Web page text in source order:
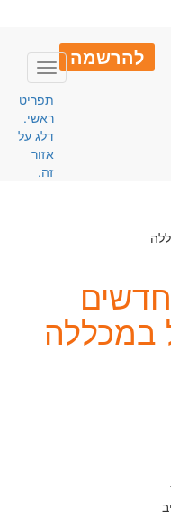
להרשמה
Toggle
תפריט
ראשי.
דלג על
אזור
זה.
במכללה